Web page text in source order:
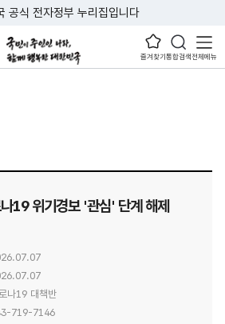
공식 전자정부 누리집입니다
즐겨찾기통합검색전체메뉴
19 위기경보 '관심' 단계 해제
나19 대책반
719-7146